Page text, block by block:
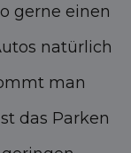
gerne einen
natürlich
man
das Parken